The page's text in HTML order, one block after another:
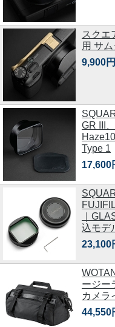
スクエ
用 サ
9,900円
GR III
Type 1
17,600
｜
込モデ
23,100
ージー
カメラ
44,550